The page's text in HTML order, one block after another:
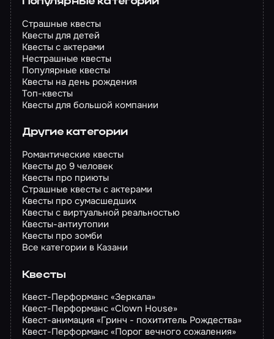
Страшные квесты
Квесты для детей
Квесты с актерами
Нестрашные квесты
Популярные квесты
Квесты на день рождения
Топ-квесты
Квесты для большой компании
Другие категории
Романтические квесты
Квесты до 9 человек
Квесты про приюты
Страшные квесты с актерами
Квесты про сумасшедших
Квесты с виртуальной реальностью
Квесты-антиутопии
Квесты про зомби
Все категории в Казани
Квесты
Квест-Перформанс «Зеркала»
Квест-Перформанс «Clown House»
Квест-анимация «Гринч - похититель Рождества»
Квест-Перформанс «Порог вечного сожаления»